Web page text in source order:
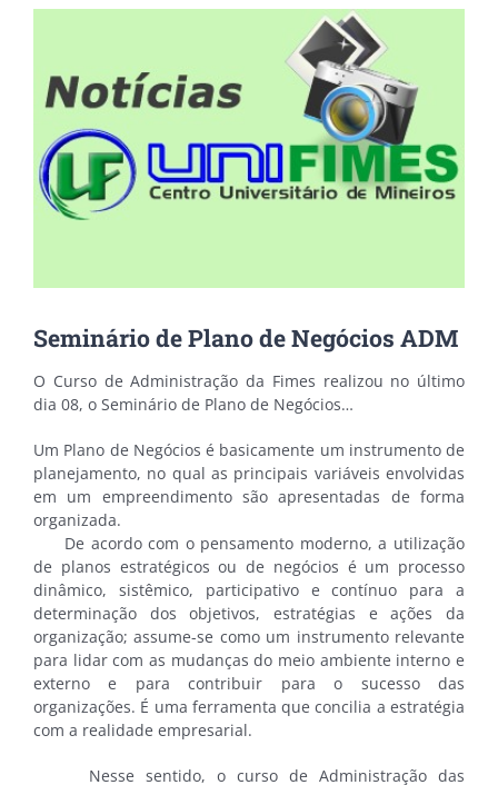
Seminário de Plano de Negócios ADM
O Curso de Administração da Fimes realizou no último
dia 08, o Seminário de Plano de Negócios…
Um Plano de Negócios é basicamente um instrumento de
planejamento, no qual as principais variáveis envolvidas
em um empreendimento são apresentadas de forma
organizada.
De acordo com o pensamento moderno, a utilização
de planos estratégicos ou de negócios é um processo
dinâmico, sistêmico, participativo e contínuo para a
determinação dos objetivos, estratégias e ações da
organização; assume-se como um instrumento relevante
para lidar com as mudanças do meio ambiente interno e
externo e para contribuir para o sucesso das
organizações. É uma ferramenta que concilia a estratégia
com a realidade empresarial.
Nesse sentido, o curso de Administração das